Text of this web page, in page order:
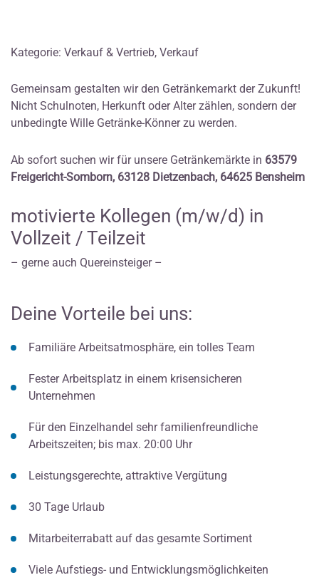
Kategorie: Verkauf & Vertrieb, Verkauf
Gemeinsam gestalten wir den Getränkemarkt der Zukunft!
Nicht Schulnoten, Herkunft oder Alter zählen, sondern der
unbedingte Wille Getränke-Könner zu werden.
Ab sofort suchen wir für unsere Getränkemärkte in 63579
Freigericht-Somborn, 63128 Dietzenbach, 64625 Bensheim
motivierte Kollegen (m/w/d) in
Vollzeit / Teilzeit
– gerne auch Quereinsteiger –
Deine Vorteile bei uns:
Familiäre Arbeitsatmosphäre, ein tolles Team
Fester Arbeitsplatz in einem krisensicheren
Unternehmen
Für den Einzelhandel sehr familienfreundliche
Arbeitszeiten; bis max. 20:00 Uhr
Leistungsgerechte, attraktive Vergütung
30 Tage Urlaub
Mitarbeiterrabatt auf das gesamte Sortiment
Viele Aufstiegs- und Entwicklungsmöglichkeiten